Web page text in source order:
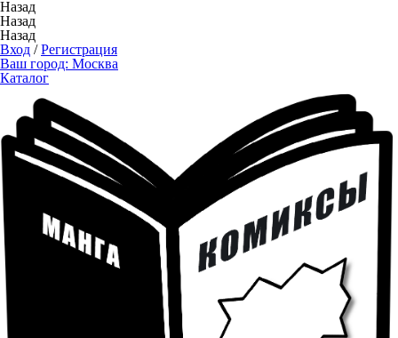
Назад
Назад
Назад
Вход /Регистрация
Ваш город: Москва
Каталог